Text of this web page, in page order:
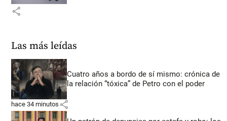
share
Las más leídas
Cuatro años a bordo de sí mismo: crónica de
la relación “tóxica” de Petro con el poder
hace 34 minutos share